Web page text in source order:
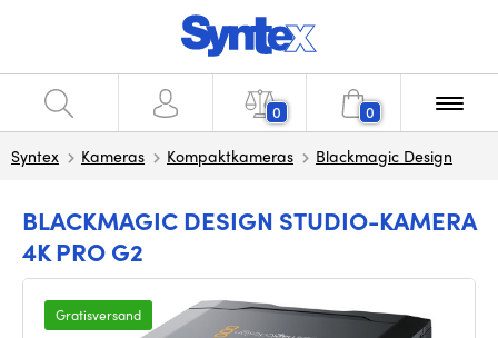
0 0
Syntex Kameras Kompaktkameras Blackmagic Design
BLACKMAGIC DESIGN STUDIO-KAMERA
4K PRO G2
Gratisversand